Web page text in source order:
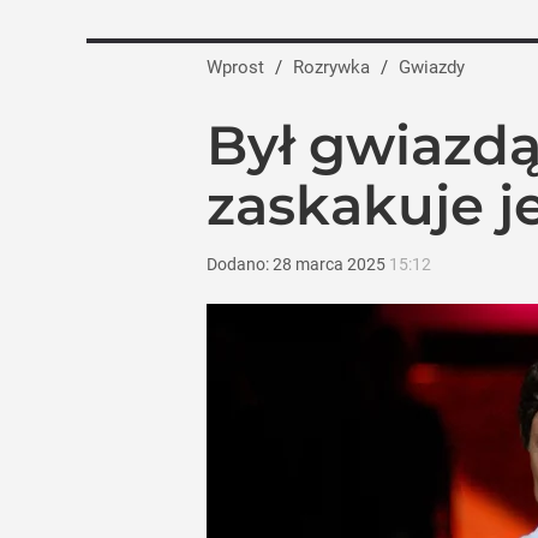
Tego sondażu premier nie może
Jesień pełna hitów w TVN. Jubileusze,
Wprost / Rozrywka / Gwiazdy
Był
zaskakuje
Dodano:28 marca 2025 15:12